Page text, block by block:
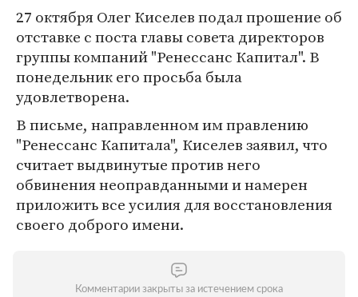
27 октября Олег Киселев подал прошение об
отставке с поста главы совета директоров
группы компаний "Ренессанс Капитал". В
понедельник его просьба была
удовлетворена.
В письме, направленном им правлению
"Ренессанс Капитала", Киселев заявил, что
считает выдвинутые против него
обвинения неоправданными и намерен
приложить все усилия для восстановления
своего доброго имени.
Комментарии закрыты за истечением срока